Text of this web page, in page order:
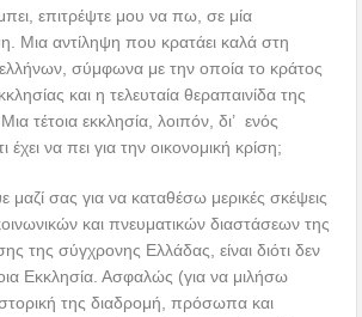
επιτρέψτε μου να πω, σε μία
Μια αντίληψη που κρατάει καλά στη
σύμφωνα με την οποία το κράτος
και η τελευταία θεραπαινίδα της
τέτοια εκκλησία, λοιπόν, δι’ ενός
να πει για την οικονομική κρίση;
μαζί σας για να καταθέσω μερικές σκέψεις
και πνευματικών διαστάσεων της
της σύγχρονης Ελλάδας, είναι διότι δεν
Εκκλησία. Ασφαλώς (για να μιλήσω
της διαδρομή, πρόσωπα και